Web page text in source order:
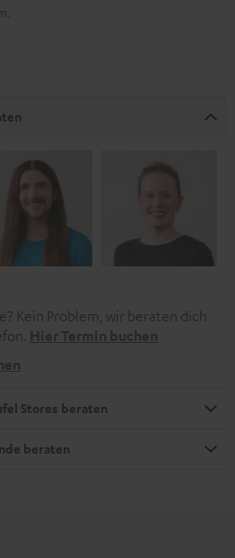
Kein Problem, wir beraten dich
Hier Termin buchen
Stores beraten
beraten